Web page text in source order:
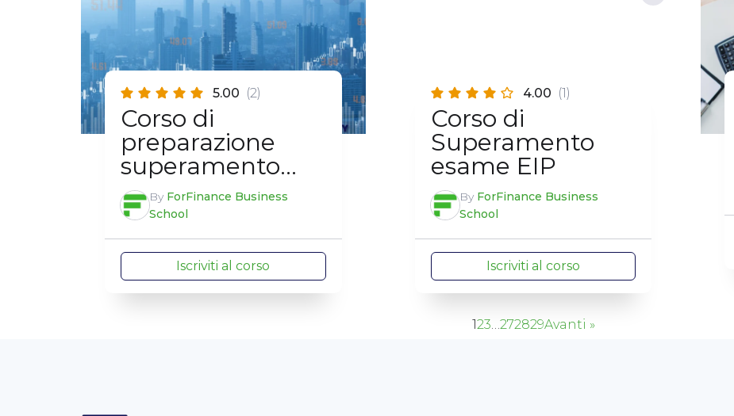
5.00 (2)
Corso di
preparazione
superamento
esame EFA
By ForFinance Business
School
Iscriviti al corso
4.00 (1)
Corso di
Superamento
esame EIP
By ForFinance Business
School
Iscriviti al corso
123…272829Avanti »